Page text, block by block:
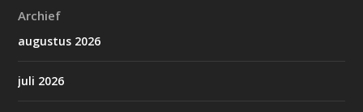
Archief
augustus 2026
juli 2026